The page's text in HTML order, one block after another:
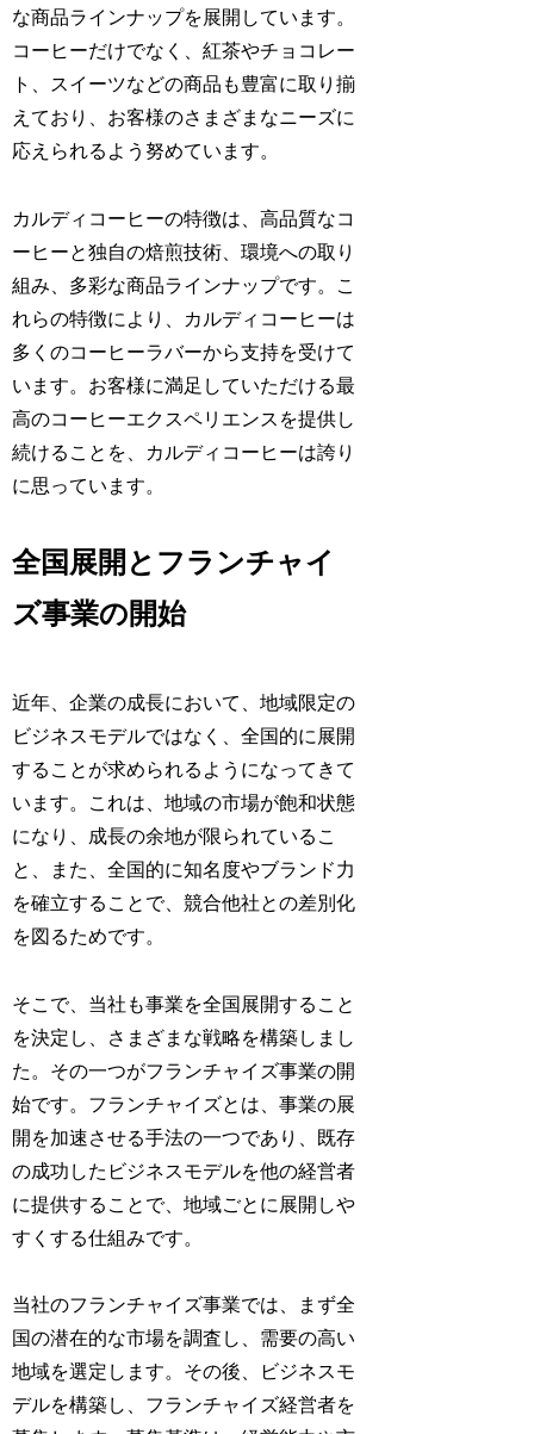
な商品ラインナップを展開しています。
コーヒーだけでなく、紅茶やチョコレー
ト、スイーツなどの商品も豊富に取り揃
えており、お客様のさまざまなニーズに
応えられるよう努めています。
カルディコーヒーの特徴は、高品質なコ
ーヒーと独自の焙煎技術、環境への取り
組み、多彩な商品ラインナップです。こ
れらの特徴により、カルディコーヒーは
多くのコーヒーラバーから支持を受けて
います。お客様に満足していただける最
高のコーヒーエクスペリエンスを提供し
続けることを、カルディコーヒーは誇り
に思っています。
全国展開とフランチャイ
ズ事業の開始
近年、企業の成長において、地域限定の
ビジネスモデルではなく、全国的に展開
することが求められるようになってきて
います。これは、地域の市場が飽和状態
になり、成長の余地が限られているこ
と、また、全国的に知名度やブランド力
を確立することで、競合他社との差別化
を図るためです。
そこで、当社も事業を全国展開すること
を決定し、さまざまな戦略を構築しまし
た。その一つがフランチャイズ事業の開
始です。フランチャイズとは、事業の展
開を加速させる手法の一つであり、既存
の成功したビジネスモデルを他の経営者
に提供することで、地域ごとに展開しや
すくする仕組みです。
当社のフランチャイズ事業では、まず全
国の潜在的な市場を調査し、需要の高い
地域を選定します。その後、ビジネスモ
デルを構築し、フランチャイズ経営者を